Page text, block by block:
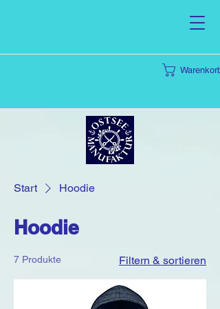
Warenkorb
Start Hoodie
Hoodie
7 Produkte Filtern & sortieren